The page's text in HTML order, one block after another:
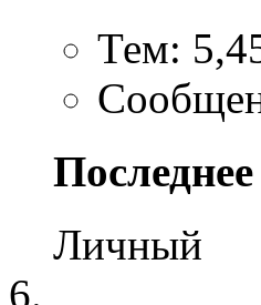
Тем:
Личный